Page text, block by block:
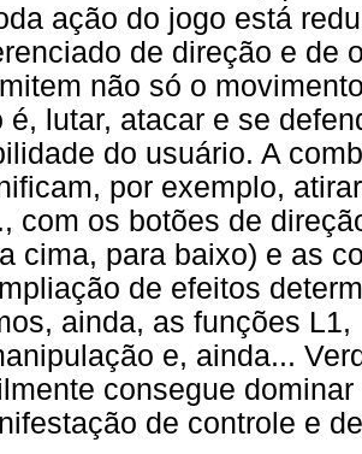
ação do jogo está
de direção e de
não só o
é, lutar, atacar e se
do usuário. A
por exemplo,
com os botões de
cima, para baixo) e as
de efeitos
ainda, as funções
e, ainda...
consegue
de controle e